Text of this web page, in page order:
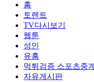
홈
토렌트
TV다시보기
웹툰
성인
유흥
먹튀검증 스포츠중계
자유게시판